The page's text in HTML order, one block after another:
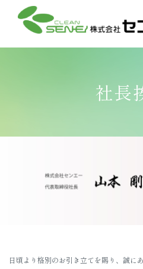
社長
日頃より格別のお引き立てを賜り、誠に